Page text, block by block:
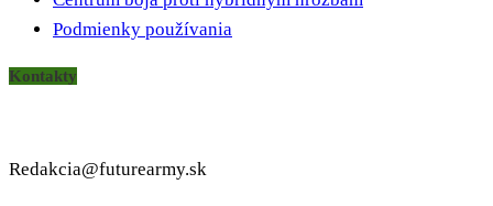
Podmienky používania
Kontakty
Redakcia@futurearmy.sk